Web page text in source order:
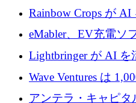
人マッチングを拡大
Rainbow Crops が
アリングを拡張する
eMabler、EV充電ソ
ユーロを確保
Lightbringer が AI を
拡大するために
Wave Ventures は
者補助金で 10 周年
アンテラ・キャピ